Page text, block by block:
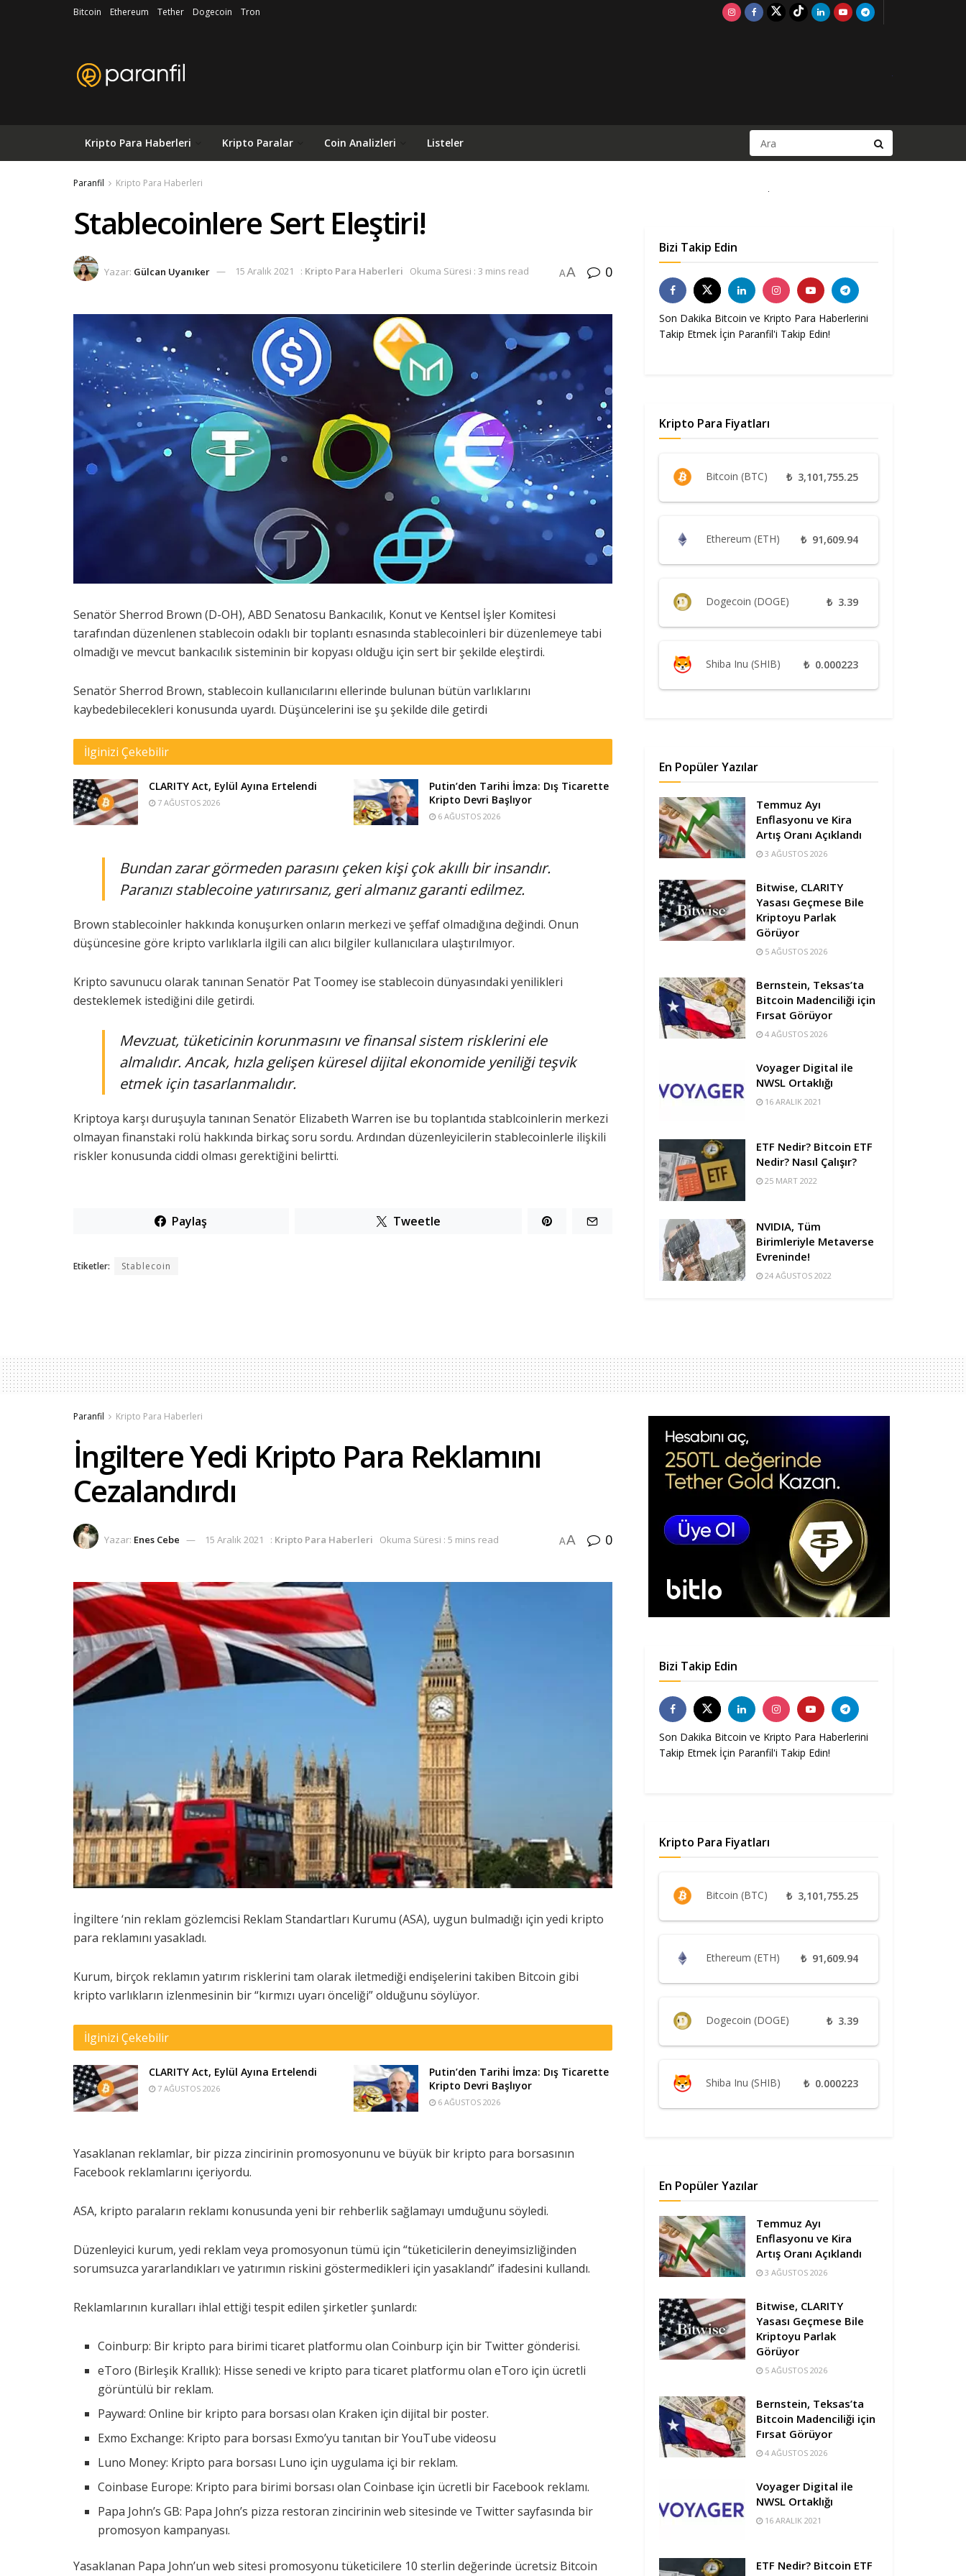
Bitcoin Ethereum Tether Dogecoin Tron
Kripto Para Haberleri Kripto Paralar Coin Analizleri Listeler
Paranfil Kripto Para Haberleri
Stablecoinlere Sert Eleştiri!
Yazar: Gülcan Uyanıker 15 Aralık 2021 : Kripto Para Haberleri Okuma Süresi : 3 mins read AA 0
Senatör Sherrod Brown (D-OH), ABD Senatosu Bankacılık, Konut ve Kentsel İşler Komitesi
tarafından düzenlenen stablecoin odaklı bir toplantı esnasında stablecoinleri bir düzenlemeye tabi
olmadığı ve mevcut bankacılık sisteminin bir kopyası olduğu için sert bir şekilde eleştirdi.
Senatör Sherrod Brown, stablecoin kullanıcılarını ellerinde bulunan bütün varlıklarını
kaybedebilecekleri konusunda uyardı. Düşüncelerini ise şu şekilde dile getirdi
İlginizi Çekebilir
CLARITY Act, Eylül Ayına Ertelendi
7 AĞUSTOS 2026
Putin’den Tarihi İmza: Dış Ticarette
Kripto Devri Başlıyor
6 AĞUSTOS 2026
Bundan zarar görmeden parasını çeken kişi çok akıllı bir insandır.
Paranızı stablecoine yatırırsanız, geri almanız garanti edilmez.
Brown stablecoinler hakkında konuşurken onların merkezi ve şeffaf olmadığına değindi. Onun
düşüncesine göre kripto varlıklarla ilgili can alıcı bilgiler kullanıcılara ulaştırılmıyor.
Kripto savunucu olarak tanınan Senatör Pat Toomey ise stablecoin dünyasındaki yenilikleri
desteklemek istediğini dile getirdi.
Mevzuat, tüketicinin korunmasını ve finansal sistem risklerini ele
almalıdır. Ancak, hızla gelişen küresel dijital ekonomide yeniliği teşvik
etmek için tasarlanmalıdır.
Kriptoya karşı duruşuyla tanınan Senatör Elizabeth Warren ise bu toplantıda stablcoinlerin merkezi
olmayan finanstaki rolü hakkında birkaç soru sordu. Ardından düzenleyicilerin stablecoinlerle ilişkili
riskler konusunda ciddi olması gerektiğini belirtti.
Paylaş Tweetle
Etiketler: Stablecoin
Bizi Takip Edin
Son Dakika Bitcoin ve Kripto Para Haberlerini
Takip Etmek İçin Paranfil'i Takip Edin!
Kripto Para Fiyatları
Bitcoin (BTC) ₺ 3,101,755.25
Ethereum (ETH) ₺ 91,609.94
Dogecoin (DOGE) ₺ 3.39
Shiba Inu (SHIB) ₺ 0.000223
En Popüler Yazılar
Temmuz Ayı
Enflasyonu ve Kira
Artış Oranı Açıklandı
3 AĞUSTOS 2026
Bitwise, CLARITY
Yasası Geçmese Bile
Kriptoyu Parlak
Görüyor
5 AĞUSTOS 2026
Bernstein, Teksas’ta
Bitcoin Madenciliği için
Fırsat Görüyor
4 AĞUSTOS 2026
Voyager Digital ile
NWSL Ortaklığı
16 ARALIK 2021
ETF Nedir? Bitcoin ETF
Nedir? Nasıl Çalışır?
25 MART 2022
NVIDIA, Tüm
Birimleriyle Metaverse
Evreninde!
24 AĞUSTOS 2022
Paranfil Kripto Para Haberleri
İngiltere Yedi Kripto Para Reklamını
Cezalandırdı
Yazar: Enes Cebe 15 Aralık 2021 : Kripto Para Haberleri Okuma Süresi : 5 mins read AA 0
İngiltere ‘nin reklam gözlemcisi Reklam Standartları Kurumu (ASA), uygun bulmadığı için yedi kripto
para reklamını yasakladı.
Kurum, birçok reklamın yatırım risklerini tam olarak iletmediği endişelerini takiben Bitcoin gibi
kripto varlıkların izlenmesinin bir “kırmızı uyarı önceliği” olduğunu söylüyor.
İlginizi Çekebilir
CLARITY Act, Eylül Ayına Ertelendi
7 AĞUSTOS 2026
Putin’den Tarihi İmza: Dış Ticarette
Kripto Devri Başlıyor
6 AĞUSTOS 2026
Yasaklanan reklamlar, bir pizza zincirinin promosyonunu ve büyük bir kripto para borsasının
Facebook reklamlarını içeriyordu.
ASA, kripto paraların reklamı konusunda yeni bir rehberlik sağlamayı umduğunu söyledi.
Düzenleyici kurum, yedi reklam veya promosyonun tümü için “tüketicilerin deneyimsizliğinden
sorumsuzca yararlandıkları ve yatırımın riskini göstermedikleri için yasaklandı” ifadesini kullandı.
Reklamlarının kuralları ihlal ettiği tespit edilen şirketler şunlardı:
Coinburp: Bir kripto para birimi ticaret platformu olan Coinburp için bir Twitter gönderisi.
eToro (Birleşik Krallık): Hisse senedi ve kripto para ticaret platformu olan eToro için ücretli
görüntülü bir reklam.
Payward: Online bir kripto para borsası olan Kraken için dijital bir poster.
Exmo Exchange: Kripto para borsası Exmo’yu tanıtan bir YouTube videosu
Luno Money: Kripto para borsası Luno için uygulama içi bir reklam.
Coinbase Europe: Kripto para birimi borsası olan Coinbase için ücretli bir Facebook reklamı.
Papa John’s GB: Papa John’s pizza restoran zincirinin web sitesinde ve Twitter sayfasında bir
promosyon kampanyası.
Yasaklanan Papa John’un web sitesi promosyonu tüketicilere 10 sterlin değerinde ücretsiz Bitcoin
Bizi Takip Edin
Son Dakika Bitcoin ve Kripto Para Haberlerini
Takip Etmek İçin Paranfil'i Takip Edin!
Kripto Para Fiyatları
Bitcoin (BTC) ₺ 3,101,755.25
Ethereum (ETH) ₺ 91,609.94
Dogecoin (DOGE) ₺ 3.39
Shiba Inu (SHIB) ₺ 0.000223
En Popüler Yazılar
Temmuz Ayı
Enflasyonu ve Kira
Artış Oranı Açıklandı
3 AĞUSTOS 2026
Bitwise, CLARITY
Yasası Geçmese Bile
Kriptoyu Parlak
Görüyor
5 AĞUSTOS 2026
Bernstein, Teksas’ta
Bitcoin Madenciliği için
Fırsat Görüyor
4 AĞUSTOS 2026
Voyager Digital ile
NWSL Ortaklığı
16 ARALIK 2021
ETF Nedir? Bitcoin ETF